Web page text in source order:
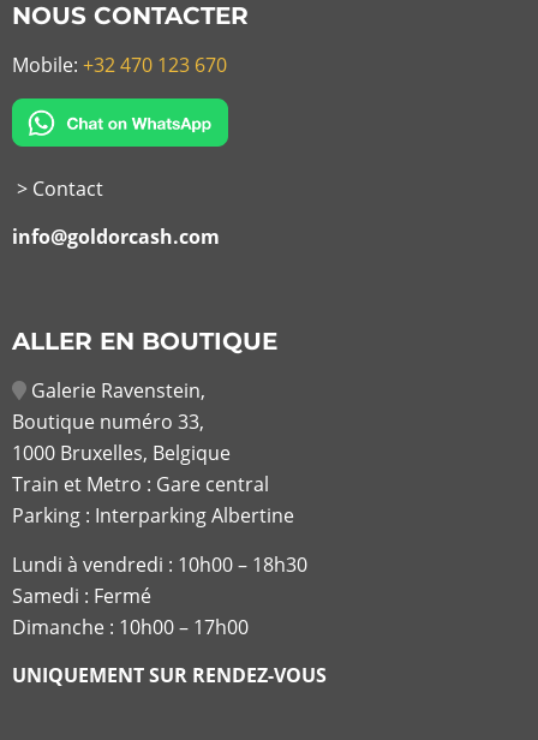
NOUS CONTACTER
Mobile: +32 470 123 670
> Contact
info@goldorcash.com
ALLER EN BOUTIQUE
Galerie Ravenstein,
Boutique numéro 33,
1000 Bruxelles, Belgique
Train et Metro : Gare central
Parking : Interparking Albertine
Lundi à vendredi : 10h00 – 18h30
Samedi : Fermé
Dimanche : 10h00 – 17h00
UNIQUEMENT SUR RENDEZ-VOUS